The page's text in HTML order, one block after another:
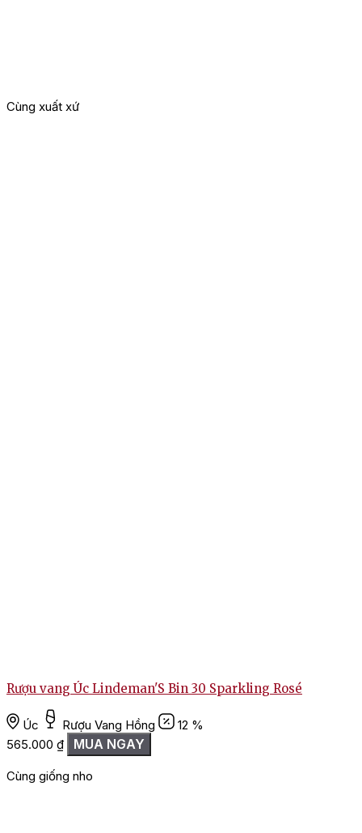
Cùng xuất xứ
Rượu vang Úc Lindeman'S Bin 30 Sparkling Rosé
Úc Rượu Vang Hồng
12 %
565.000 ₫ MUA NGAY
Cùng giống nho